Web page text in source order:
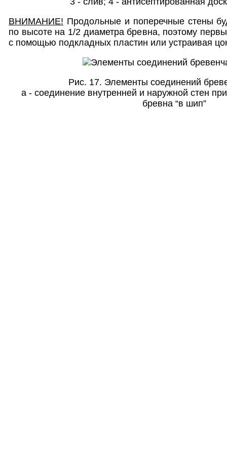
ВНИМАНИЕ! Продольные и поперечные стены
по высоте на 1/2 диаметра бревна, поэтому
с помощью подкладных пластин или устраивая
Рис. 17. Элементы соединений
а - соединение внутренней и наружной стен
бревна “в шип”